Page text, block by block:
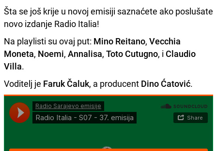
Šta se još krije u novoj emisiji saznaćete ako poslušate
novo izdanje Radio Italia!
Na playlisti su ovaj put: Mino Reitano, Vecchia
Moneta, Noemi, Annalisa, Toto Cutugno, i Claudio
Villa.
Voditelj je Faruk Čaluk, a producent Dino Ćatović.